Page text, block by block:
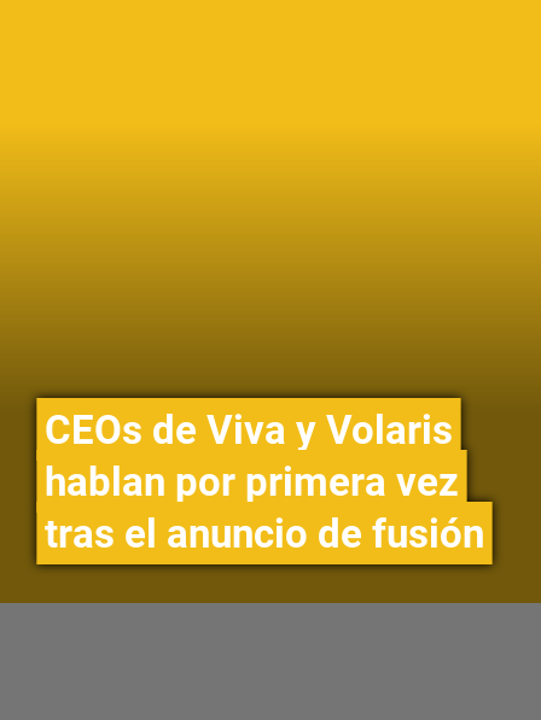
CEOs de Viva y Volaris
hablan por primera vez
tras el anuncio de fusión